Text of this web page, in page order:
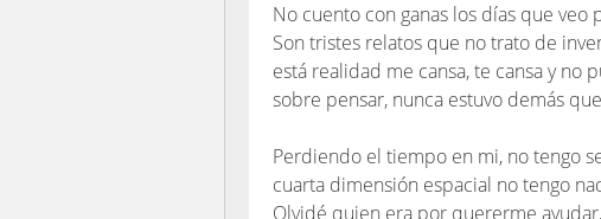
No cuento con ganas los días que veo
Son tristes relatos que no trato de
está realidad me cansa, te cansa y no
sobre pensar, nunca estuvo demás
Perdiendo el tiempo en mi, no tengo
cuarta dimensión espacial no tengo
Olvidé quien era por quererme